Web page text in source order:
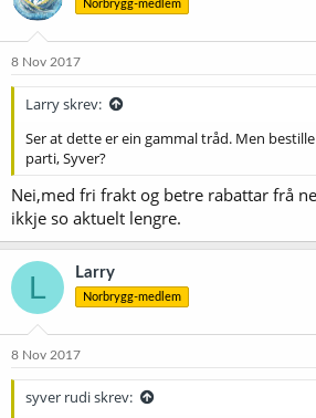
Norbrygg-medlem
8 Nov 2017
Larry skrev:
Ser at dette er ein gammal tråd. Men
parti, Syver?
Nei,med fri frakt og betre rabattar frå
ikkje so aktuelt lengre.
L Larry
Norbrygg-medlem
8 Nov 2017
syver rudi skrev: